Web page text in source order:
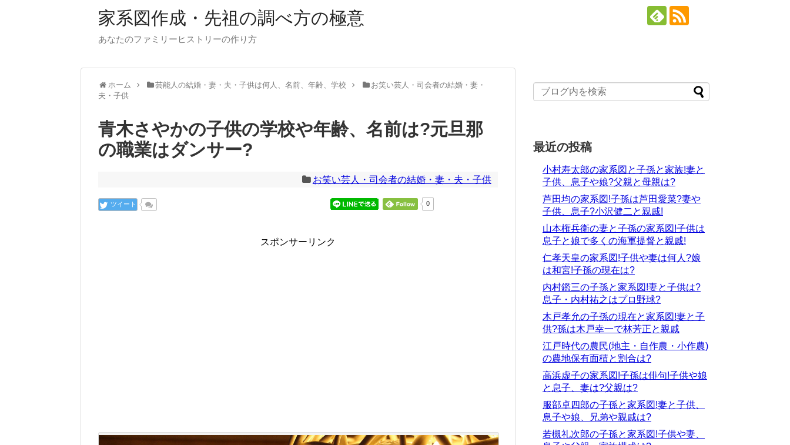
家系図作成・先祖の調べ方の極意
あなたのファミリーヒストリーの作り方
ホーム 芸能人の結婚・妻・夫・子供は何人、名前、年齢、学校
お笑い芸人・司会者の結婚・妻・
夫・子供
青木さやかの子供の学校や年齢、名前は?元旦那
の職業はダンサー?
お笑い芸人・司会者の結婚・妻・夫・子供
ツイート 0
スポンサーリンク
最近の投稿
小村寿太郎の家系図と子孫と家族!妻と
子供、息子や娘?父親と母親は?
芦田均の家系図!子孫は芦田愛菜?妻や
子供、息子?小沢健二と親戚!
山本権兵衛の妻と子孫の家系図!子供は
息子と娘で多くの海軍提督と親戚!
仁孝天皇の家系図!子供や妻は何人?娘
は和宮!子孫の現在は?
内村鑑三の子孫と家系図!妻と子供は?
息子・内村祐之はプロ野球?
木戸孝允の子孫の現在と家系図!妻と子
供?孫は木戸幸一で林芳正と親戚
江戸時代の農民(地主・自作農・小作農)
の農地保有面積と割合は?
高浜虚子の家系図!子孫は俳句!子供や娘
と息子、妻は?父親は?
服部卓四郎の子孫と家系図!妻と子供、
息子や娘、兄弟や親戚は?
若槻礼次郎の子孫と家系図!子供や妻、